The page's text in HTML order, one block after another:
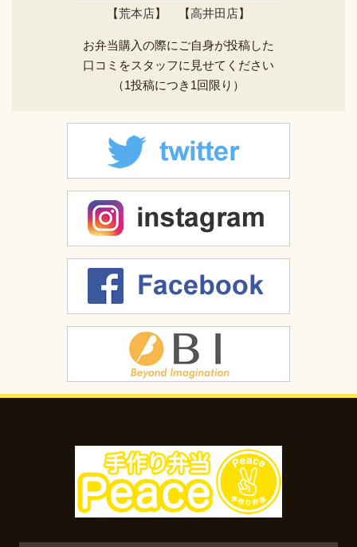
【荒本店】 【高井田店】
お弁当購入の際にご自身が投稿した
口コミをスタッフに見せてください
（1投稿につき1回限り）